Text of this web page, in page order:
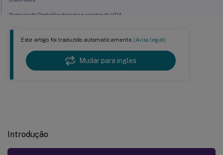
Este artigo foi traduzido automaticamente.(Aviso legal)
Mudar para ingles
Introdução
Pesquisa de Controller durante o registro de VDA
Solucionar problemas de registro de VDA